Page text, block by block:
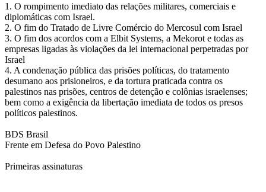
1. O rompimento imediato das relações militares, comerciais e
diplomáticas com Israel.
2. O fim do Tratado de Livre Comércio do Mercosul com Israel
3. O fim dos acordos com a Elbit Systems, a Mekorot e todas as
empresas ligadas às violações da lei internacional perpetradas por
Israel
4. A condenação pública das prisões políticas, do tratamento
desumano aos prisioneiros, e da tortura praticada contra os
palestinos nas prisões, centros de detenção e colônias israelenses;
bem como a exigência da libertação imediata de todos os presos
políticos palestinos.
BDS Brasil
Frente em Defesa do Povo Palestino
Primeiras assinaturas